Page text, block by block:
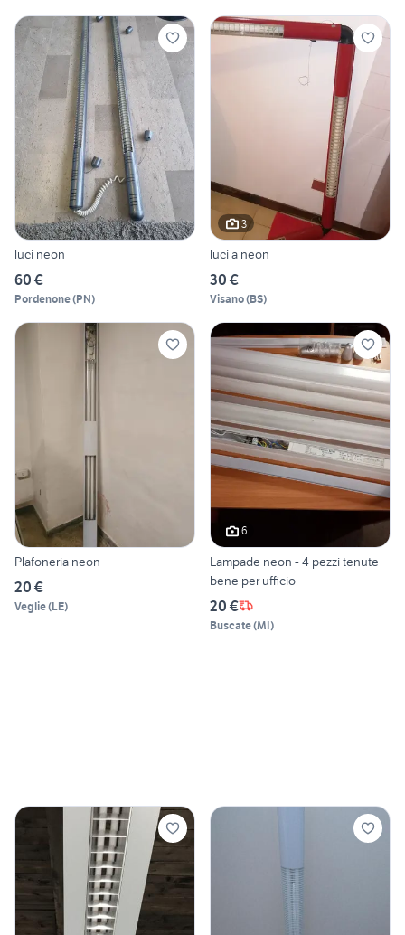
luci neon
60 €
Pordenone(PN)
3
luci a neon
30 €
Visano(BS)
Plafoneria neon
20 €
Veglie(LE)
6
Lampade neon - 4 pezzi tenute
bene per ufficio
20 €
Buscate(MI)